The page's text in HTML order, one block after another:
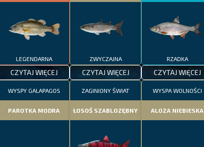
LEGENDARNA
CZYTAJ WIĘCEJ
ZWYCZAJNA
CZYTAJ WIĘCEJ
RZADKA
CZYTAJ WIĘCEJ
WYSPY GALAPAGOS
PAROTKA MODRA
ZAGINIONY ŚWIAT
ŁOSOŚ SZABLOZĘBNY
WYSPA WOLNOŚCI
ALOZA NIEBIESKA